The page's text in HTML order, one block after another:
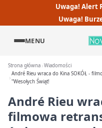
Uwaga! Alert
Uwaga!
MENU
Strona główna Wiadomości
André Rieu wraca do Kina SOKÓŁ -
''Wesołych Świąt!
André Rieu
filmowa